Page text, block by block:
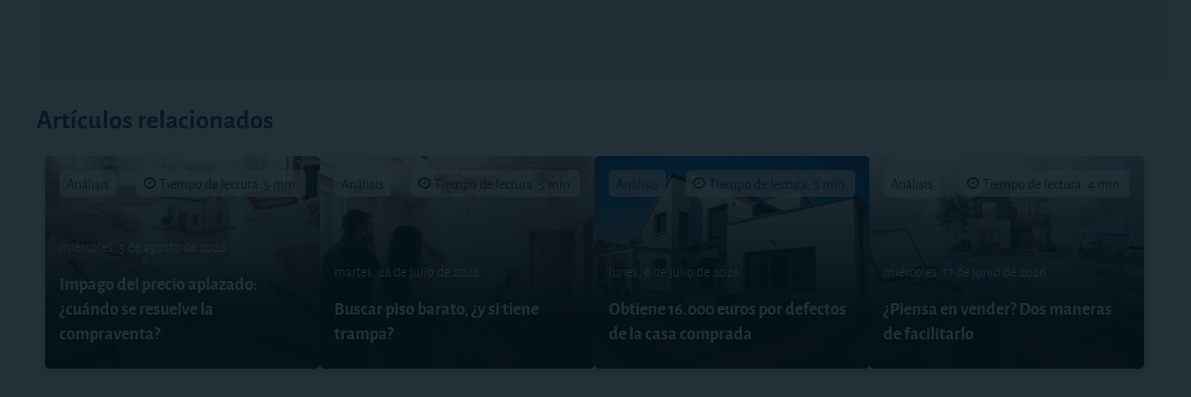
Artículos relacionados
Análisis Tiempo de lectura: 5 min.
miércoles, 5 de agosto de 2026
Impago del precio aplazado:
¿cuándo se resuelve la
compraventa?
Análisis
martes, 28 de julio de 2026
Buscar piso barato, ¿y si tiene
trampa?
Tiempo de lectura: 5 min.
lunes, 6 de julio de 2026
Obtiene 16.000 euros por defectos
de la casa comprada
Análisis Tiempo de lectura: 4 min.
miércoles, 17 de junio de 2026
¿Piensa en vender? Dos maneras
de facilitarlo